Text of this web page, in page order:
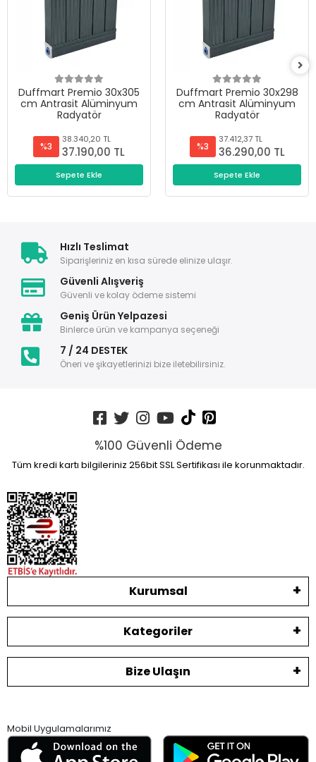
Duffmart Premio 30x305
cm Antrasit Alüminyum
Radyatör
%3
38.340,20 TL
37.190,00 TL
Sepete Ekle
Duffmart Premio 30x298
cm Antrasit Alüminyum
Radyatör
%3
37.412,37 TL
36.290,00 TL
Sepete Ekle
Hızlı Teslimat
Siparişleriniz en kısa sürede elinize ulaşır.
Güvenli Alışveriş
Güvenli ve kolay ödeme sistemi
Geniş Ürün Yelpazesi
Binlerce ürün ve kampanya seçeneği
7 / 24 DESTEK
Öneri ve şikayetlerinizi bize iletebilirsiniz.
%100 Güvenli Ödeme
Tüm kredi kartı bilgileriniz 256bit SSL Sertifikası ile korunmaktadır.
Kurumsal
Kategoriler
Bize Ulaşın
Mobil Uygulamalarımız